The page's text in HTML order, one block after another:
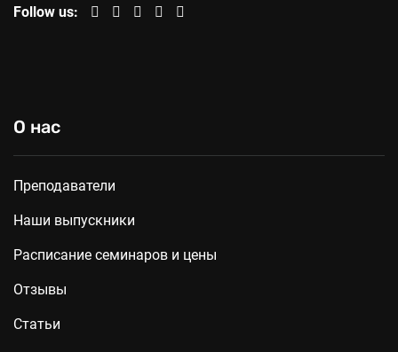
Follow us:
О нас
Преподаватели
Наши выпускники
Расписание семинаров и цены
Отзывы
Статьи